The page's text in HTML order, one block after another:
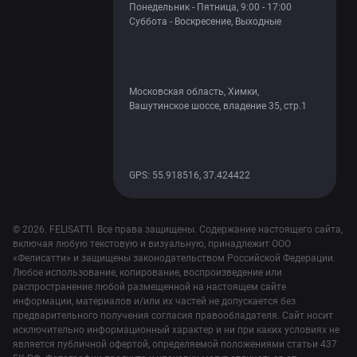
Понедельник - Пятница, 9:00 - 17:00
Суббота - Воскресение, Выходные
Московская область, Химки,
Вашутинское шоссе, владение 35, стр.1
GPS: 55.918516, 37.424422
© 2026. FELISATTI. Все права защищены. Содержание настоящего сайта,
включая любую текстовую и визуальную, принадлежит ООО
«Фелисатти» и защищены законодательством Российской Федерации.
Любое использование, копирование, воспроизведение или
распространение любой размещенной на настоящем сайте
информации, материалов и/или их частей не допускается без
предварительного получения согласия правообладателя. Сайт носит
исключительно информационный характер и ни при каких условиях не
является публичной офертой, определяемой положениями статьи 437